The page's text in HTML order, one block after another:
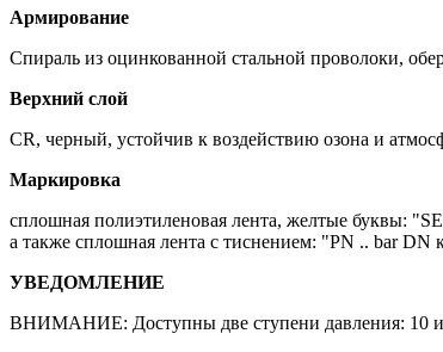
Армирование
Спираль из оцинкованной стальной проволоки,
Верхний слой
CR, черный, устойчив к воздействию озона и
Маркировка
сплошная полиэтиленовая лента, желтые буквы:
а также сплошная лента с тиснением: "PN .. bar DN
УВЕДОМЛЕНИЕ
ВНИМАНИЕ: Доступны две ступени давления: 10